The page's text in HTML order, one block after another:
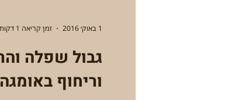
וריחוף באומגה
1 באוק׳ 2016 זמן קריאה 1 דקות